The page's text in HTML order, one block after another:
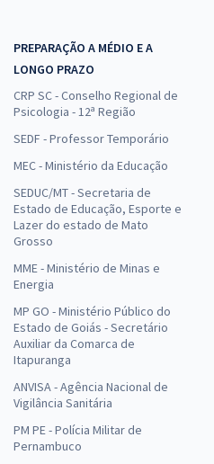
PREPARAÇÃO A MÉDIO E A
LONGO PRAZO
CRP SC - Conselho Regional de
Psicologia - 12ª Região
SEDF - Professor Temporário
MEC - Ministério da Educação
SEDUC/MT - Secretaria de
Estado de Educação, Esporte e
Lazer do estado de Mato
Grosso
MME - Ministério de Minas e
Energia
MP GO - Ministério Público do
Estado de Goiás - Secretário
Auxiliar da Comarca de
Itapuranga
ANVISA - Agência Nacional de
Vigilância Sanitária
PM PE - Polícia Militar de
Pernambuco